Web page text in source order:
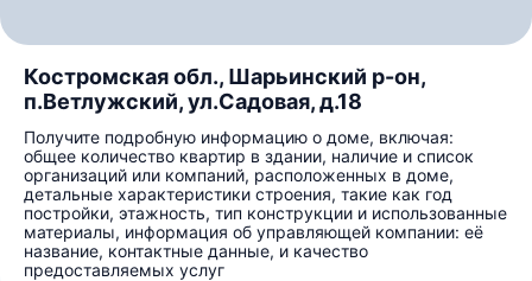
Костромская обл., Шарьинский р-он,
п.Ветлужский, ул.Садовая, д.18
Получите подробную информацию о доме, включая:
общее количество квартир в здании, наличие и список
организаций или компаний, расположенных в доме,
детальные характеристики строения, такие как год
постройки, этажность, тип конструкции и использованные
материалы, информация об управляющей компании: её
название, контактные данные, и качество
предоставляемых услуг